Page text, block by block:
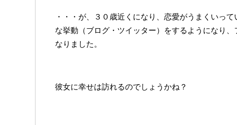
・・・が、３０歳近くになり、恋愛がうまくいっ
な挙動（ブログ・ツイッター）をするようになり
なりました。
彼女に幸せは訪れるのでしょうかね？